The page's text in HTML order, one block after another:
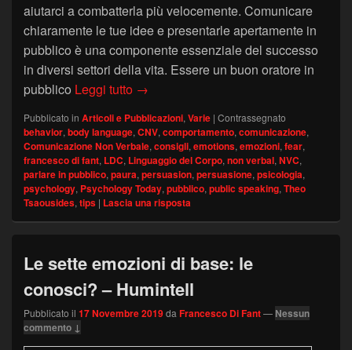
aiutarci a combatterla più velocemente. Comunicare
chiaramente le tue idee e presentarle apertamente in
pubblico è una componente essenziale del successo
in diversi settori della vita. Essere un buon oratore in
pubblico Leggi tutto Public Speaking: perché ci spaventa?
→
Pubblicato in Articoli e Pubblicazioni,Varie | Contrassegnato
behavior,body language,CNV,comportamento,comunicazione,
Comunicazione Non Verbale,consigli,emotions,emozioni,fear,
francesco di fant, LDC, Linguaggio del Corpo,non verbal,NVC,
parlare in pubblico,paura,persuasion,persuasione,psicologia,
psychology, Psychology Today,pubblico,public speaking,Theo
Tsaousides,tips | Lascia una risposta
Le sette emozioni di base: le
conosci? – Humintell
Pubblicato il 17 Novembre 2019daFrancesco Di Fant— Nessun
commento ↓